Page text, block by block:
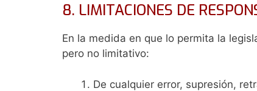
8. LIMITACIONES DE
En la medida en que lo permita la
pero no limitativo:
De cualquier error, supresión,